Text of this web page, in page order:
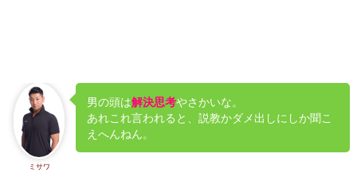
ミサワ
男の頭は解決思考やさかいな。
あれこれ言われると、説教かダメ出しにしか聞こ
えへんねん。